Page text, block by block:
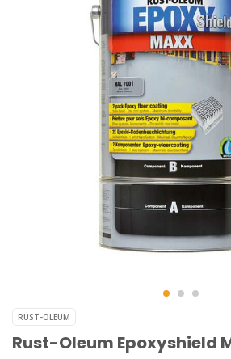
RUST-OLEUM
Rust-Oleum Epoxyshield